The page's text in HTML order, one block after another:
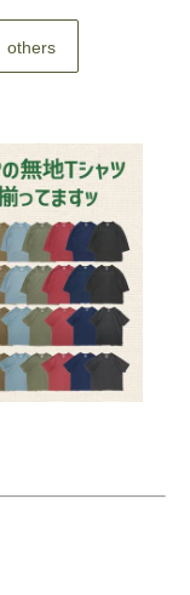
others